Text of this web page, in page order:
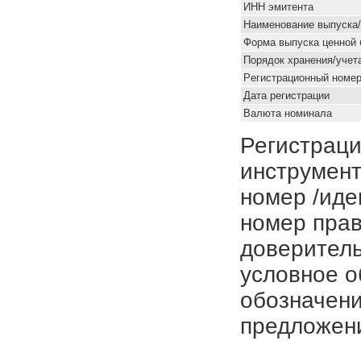
ИНН эмитента
Наименование
Форма выпуска ценной
Порядок хранения/
Pегистрационный номер
Дата регистрации
Валюта номинала
номер /
номер
условное